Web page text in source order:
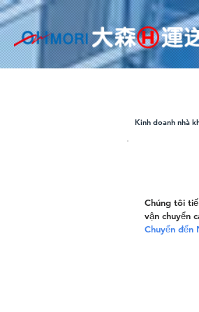
Kinh doanh nhà
Chúng tôi
vận chuyển
Chuyển đến